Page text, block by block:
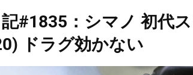
#1835：シマノ 初代
ドラグ効かない